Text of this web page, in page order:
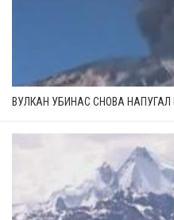
ВУЛКАН УБИНАС СНОВА НАПУГАЛ